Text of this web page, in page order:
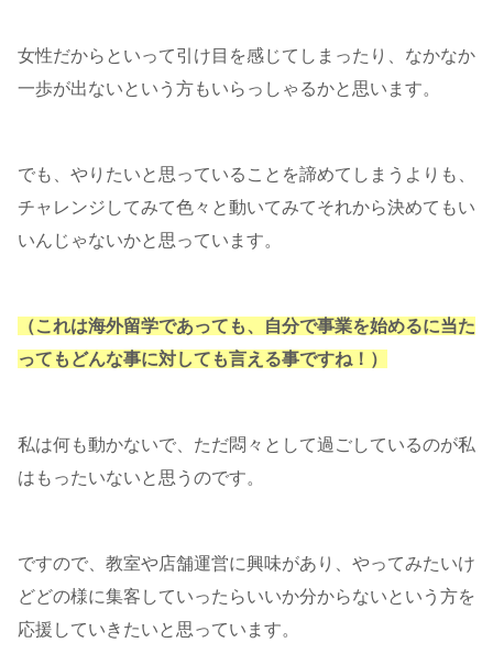
女性だからといって引け目を感じてしまったり、なかなか
一歩が出ないという方もいらっしゃるかと思います。
でも、やりたいと思っていることを諦めてしまうよりも、
チャレンジしてみて色々と動いてみてそれから決めてもい
いんじゃないかと思っています。
（これは海外留学であっても、自分で事業を始めるに当た
ってもどんな事に対しても言える事ですね！）
私は何も動かないで、ただ悶々として過ごしているのが私
はもったいないと思うのです。
ですので、教室や店舗運営に興味があり、やってみたいけ
どどの様に集客していったらいいか分からないという方を
応援していきたいと思っています。